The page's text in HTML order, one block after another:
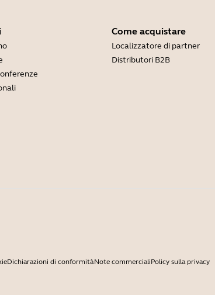
Come acquistare
Localizzatore di partner
Distributori B2B
Dichiarazioni di conformitàNote commercialiPolicy sulla privacy